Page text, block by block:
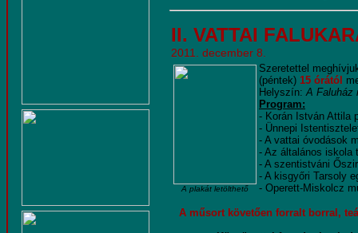
II. VATTAI
2011. december 8.
A plakát letölthető
Szeretettel
(péntek) 15 órától
Helyszín:A Faluház
Program:
- Korán István Attila
- Ünnepi
- A vattai óvodások
- Az általános iskola
- A szentistváni
- A kisgyőri Tarsoly
- Operett-Miskolcz
A műsort követően forralt borral,